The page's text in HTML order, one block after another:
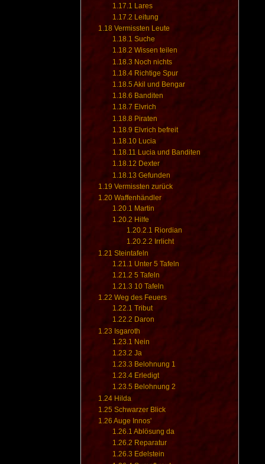
1.17.1 Lares
1.17.2 Leitung
1.18 Vermissten Leute
1.18.1 Suche
1.18.2 Wissen teilen
1.18.3 Noch nichts
1.18.4 Richtige Spur
1.18.5Akil und Bengar
1.18.6 Banditen
1.18.7 Elvrich
1.18.8 Piraten
1.18.9 Elvrich befreit
1.18.10 Lucia
1.18.11 Lucia und Banditen
1.18.12 Dexter
1.18.13 Gefunden
1.19 Vermissten zurück
1.20 Waffenhändler
1.20.1 Martin
1.20.2 Hilfe
1.20.2.1 Riordian
1.20.2.2 Irrlicht
1.21 Steintafeln
1.21.1 Unter 5 Tafeln
1.21.2 5 Tafeln
1.21.3 10 Tafeln
1.22 Weg des Feuers
1.22.1 Tribut
1.22.2 Daron
1.23 Isgaroth
1.23.1 Nein
1.23.2 Ja
1.23.3 Belohnung 1
1.23.4 Erledigt
1.23.5 Belohnung 2
1.24 Hilda
1.25 Schwarzer Blick
1.26 Auge Innos'
1.26.1 Ablösung da
1.26.2 Reparatur
1.26.3 Edelstein